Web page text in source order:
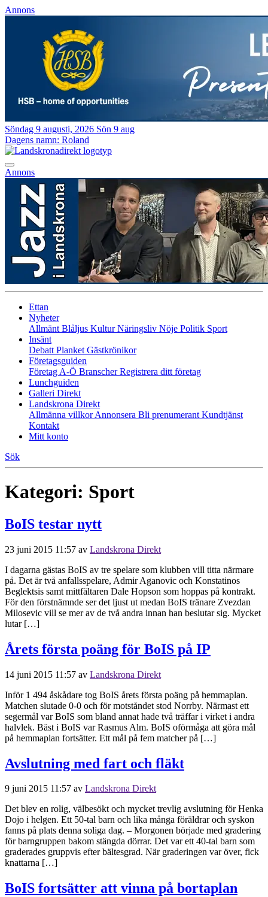
Annons
Söndag 9 augusti, 2026 Sön 9 aug
Dagens namn: Roland
Annons
Ettan
Nyheter
Allmänt Blåljus KulturNäringsliv Nöje Politik Sport
Insänt
Debatt Planket Gästkrönikor
Företagsguiden
Företag A-Ö BranscherRegistrera ditt företag
Lunchguiden
Galleri Direkt
Landskrona Direkt
Allmänna villkorAnnonsera Bli prenumerant Kundtjänst
Kontakt
Mitt konto
Sök
Kategori: Sport
BoIS testar nytt
23 juni 2015 11:57 av Landskrona Direkt
I dagarna gästas BoIS av tre spelare som klubben vill titta närmare
på. Det är två anfallsspelare, Admir Aganovic och Konstatinos
Beglektsis samt mittfältaren Dale Hopson som hoppas på kontrakt.
För den förstnämnde ser det ljust ut medan BoIS tränare Zvezdan
Milosevic vill se mer av de två andra innan han beslutar sig. Mycket
lutar […]
Årets första poäng för BoIS på IP
14 juni 2015 11:57 av Landskrona Direkt
Inför 1 494 åskådare tog BoIS årets första poäng på hemmaplan.
Matchen slutade 0-0 och för motståndet stod Norrby. Närmast ett
segermål var BoIS som bland annat hade två träffar i virket i andra
halvlek. Bäst i BoIS var Rasmus Alm. BoIS oförmåga att göra mål
på hemmaplan fortsätter. Ett mål på fem matcher på […]
Avslutning med fart och fläkt
9 juni 2015 11:57 av Landskrona Direkt
Det blev en rolig, välbesökt och mycket trevlig avslutning för Henka
Dojo i helgen. Ett 50-tal barn och lika många föräldrar och syskon
fanns på plats denna soliga dag. – Morgonen började med gradering
för barngruppen bakom stängda dörrar. Det var ett 40-tal barn som
graderades gruppvis efter bältesgrad. När graderingen var över, fick
knattarna […]
BoIS fortsätter att vinna på bortaplan